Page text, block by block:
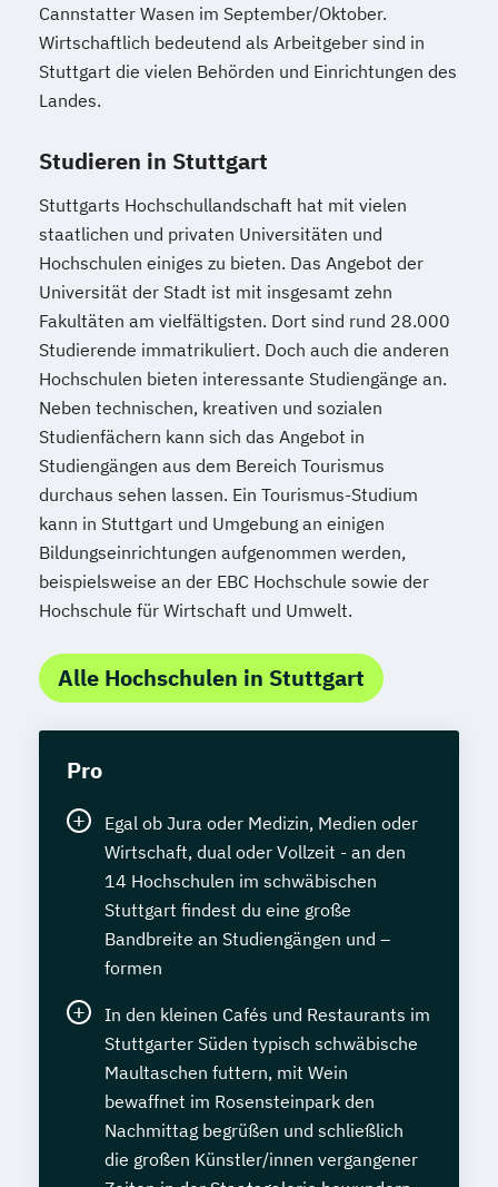
Cannstatter Wasen im September/Oktober.
Wirtschaftlich bedeutend als Arbeitgeber sind in
Stuttgart die vielen Behörden und Einrichtungen des
Landes.
Studieren in Stuttgart
Stuttgarts Hochschullandschaft hat mit vielen
staatlichen und privaten Universitäten und
Hochschulen einiges zu bieten. Das Angebot der
Universität der Stadt ist mit insgesamt zehn
Fakultäten am vielfältigsten. Dort sind rund 28.000
Studierende immatrikuliert. Doch auch die anderen
Hochschulen bieten interessante Studiengänge an.
Neben technischen, kreativen und sozialen
Studienfächern kann sich das Angebot in
Studiengängen aus dem Bereich Tourismus
durchaus sehen lassen. Ein Tourismus-Studium
kann in Stuttgart und Umgebung an einigen
Bildungseinrichtungen aufgenommen werden,
beispielsweise an der EBC Hochschule sowie der
Hochschule für Wirtschaft und Umwelt.
Alle Hochschulen in Stuttgart
Pro
Egal ob Jura oder Medizin, Medien oder
Wirtschaft, dual oder Vollzeit - an den
14 Hochschulen im schwäbischen
Stuttgart findest du eine große
Bandbreite an Studiengängen und –
formen
In den kleinen Cafés und Restaurants im
Stuttgarter Süden typisch schwäbische
Maultaschen futtern, mit Wein
bewaffnet im Rosensteinpark den
Nachmittag begrüßen und schließlich
die großen Künstler/innen vergangener